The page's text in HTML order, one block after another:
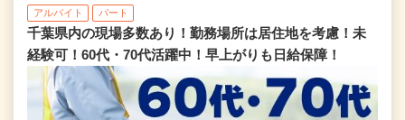
アルバイト パート
千葉県内の現場多数あり！勤務場所は居住地を考慮！未
経験可！60代・70代活躍中！早上がりも日給保障！